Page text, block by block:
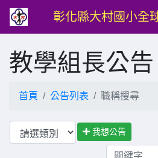
彰化縣大村國小全
教學組長公告
首頁 公告列表 職稱搜尋
我想公告